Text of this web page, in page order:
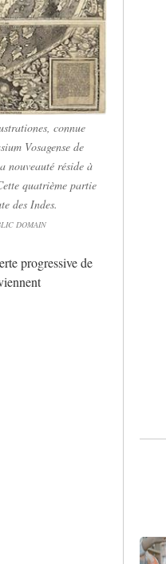
, connue
Vosagense de
nouveauté réside à
quatrième partie
des Indes.
DOMAIN
progressive de